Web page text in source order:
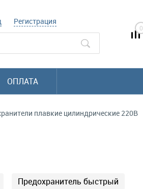
Регистрация
0
ОПЛАТА
плавкие цилиндрические 220В
Предохранитель быстрый